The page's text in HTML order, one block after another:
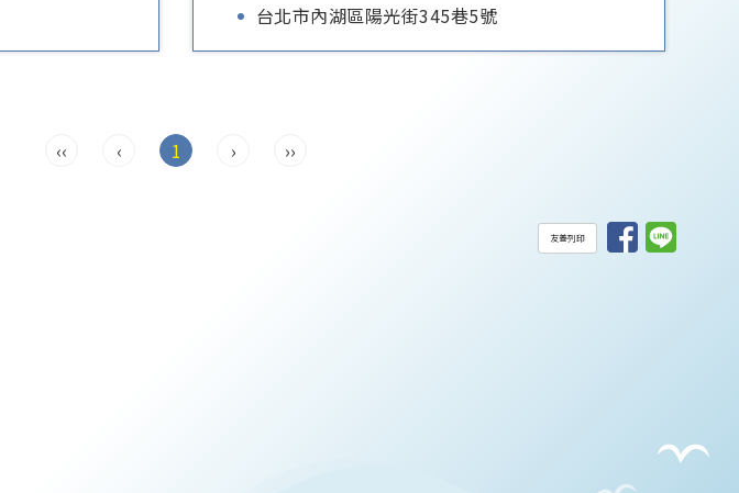
台北市內湖區陽光街345巷5號
‹‹ ‹ 1 › ››
友善列印